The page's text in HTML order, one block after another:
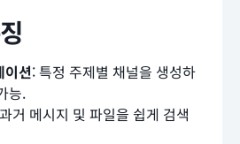
이션: 특정 주제별 채널을 생성하
능.
거 메시지 및 파일을 쉽게 검색